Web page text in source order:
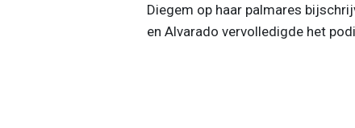
Diegem op haar palmares
en Alvarado vervolledigde het